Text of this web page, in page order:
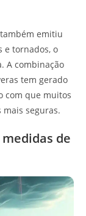
emitiu
e tornados, o
A combinação
tem gerado
com que muitos
seguras.
de